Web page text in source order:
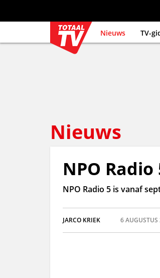
Nieuws TV-
Nieuws
NPO
NPO Radio 5 is vanaf
JARCO KRIEK 6 AUGUSTUS